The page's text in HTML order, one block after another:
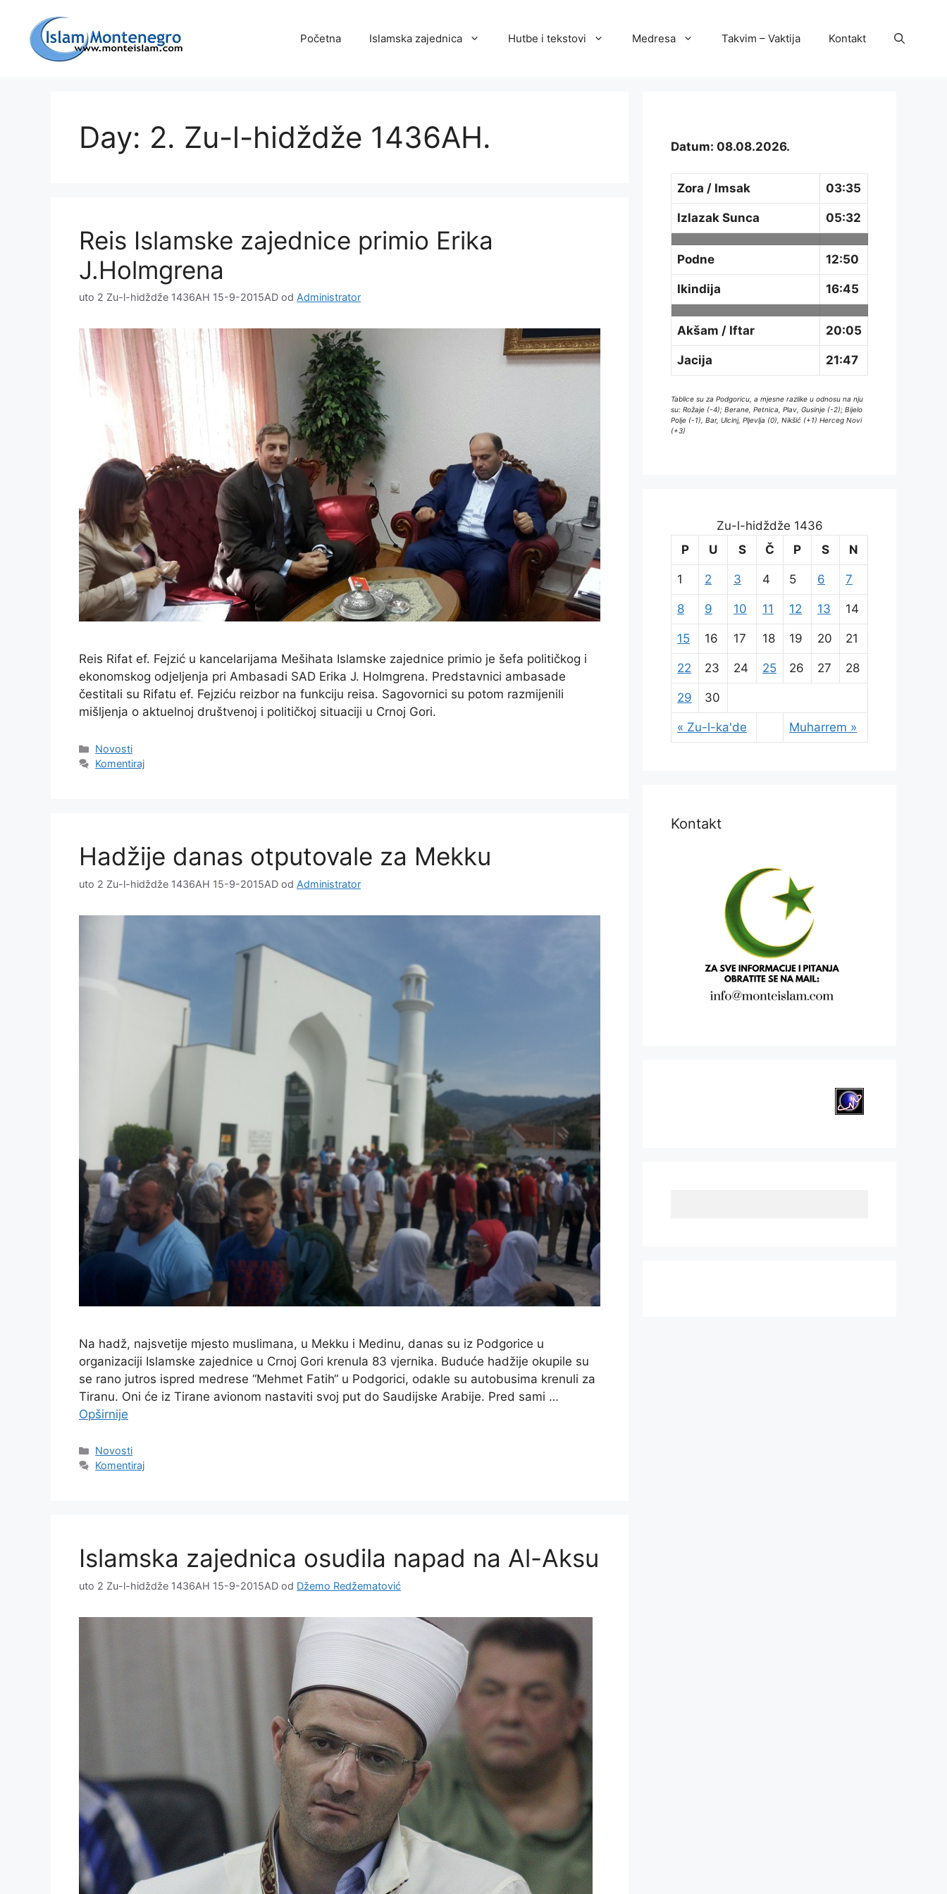
sadržaj
Početna Islamska zajednica Hutbe i tekstovi Medresa Takvim – Vaktija Kontakt
Day: 2. Zu-l-hidždže 1436AH.
Reis Islamske zajednice primio Erika
J.Holmgrena
uto 2 Zu-l-hidždže 1436AH 15-9-2015AD od Administrator
Reis Rifat ef. Fejzić u kancelarijama Mešihata Islamske zajednice primio je šefa političkog i
ekonomskog odjeljenja pri Ambasadi SAD Erika J. Holmgrena. Predstavnici ambasade
čestitali su Rifatu ef. Fejziću reizbor na funkciju reisa. Sagovornici su potom razmijenili
mišljenja o aktuelnoj društvenoj i političkoj situaciji u Crnoj Gori.
Kategorije
Novosti
Komentiraj
Hadžije danas otputovale za Mekku
uto 2 Zu-l-hidždže 1436AH 15-9-2015AD od Administrator
Na hadž, najsvetije mjesto muslimana, u Mekku i Medinu, danas su iz Podgorice u
organizaciji Islamske zajednice u Crnoj Gori krenula 83 vjernika. Buduće hadžije okupile su
se rano jutros ispred medrese “Mehmet Fatih“ u Podgorici, odakle su autobusima krenuli za
Tiranu. Oni će iz Tirane avionom nastaviti svoj put do Saudijske Arabije. Pred sami …
Opširnije
Kategorije
Novosti
Komentiraj
Islamska zajednica osudila napad na Al-Aksu
uto 2 Zu-l-hidždže 1436AH 15-9-2015AD od Džemo Redžematović
Datum: 08.08.2026.
Zora / Imsak 03:35
Izlazak Sunca 05:32
Podne 12:50
Ikindija 16:45
Akšam / Iftar 20:05
Jacija 21:47
Tablice su za Podgoricu, a mjesne razlike u odnosu na nju
su: Rožaje (-4); Berane, Petnica, Plav, Gusinje (-2); Bijelo
Polje (-1), Bar, Ulcinj, Pljevlja (0), Nikšić (+1) Herceg Novi
(+3)
Zu-l-hidždže 1436
P
U S Č P S N
« Zu-l-ka'de Muharrem »
1 2 3 4 5 6 7
8 9 10 11 12 13 14
15 16 17 18 19 20 21
22 23 24 25 26 27 28
29 30
Kontakt